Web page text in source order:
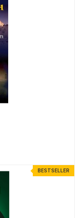
BESTSELLER